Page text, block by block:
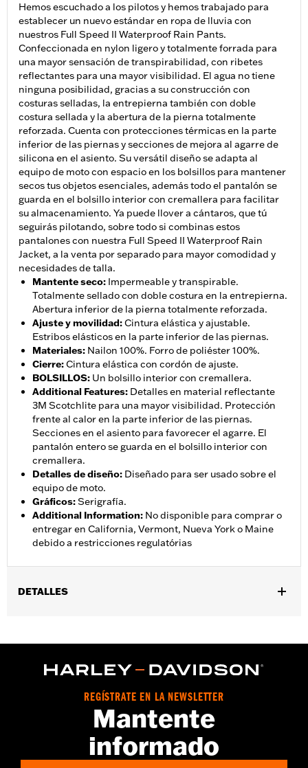
Hemos escuchado a los pilotos y hemos trabajado para
establecer un nuevo estándar en ropa de lluvia con
nuestros Full Speed II Waterproof Rain Pants.
Confeccionada en nylon ligero y totalmente forrada para
una mayor sensación de transpirabilidad, con ribetes
reflectantes para una mayor visibilidad. El agua no tiene
ninguna posibilidad, gracias a su construcción con
costuras selladas, la entrepierna también con doble
costura sellada y la abertura de la pierna totalmente
reforzada. Cuenta con protecciones térmicas en la parte
inferior de las piernas y secciones de mejora al agarre de
silicona en el asiento. Su versátil diseño se adapta al
equipo de moto con espacio en los bolsillos para mantener
secos tus objetos esenciales, además todo el pantalón se
guarda en el bolsillo interior con cremallera para facilitar
su almacenamiento. Ya puede llover a cántaros, que tú
seguirás pilotando, sobre todo si combinas estos
pantalones con nuestra Full Speed II Waterproof Rain
Jacket, a la venta por separado para mayor comodidad y
necesidades de talla.
Mantente seco: Impermeable y transpirable.
Totalmente sellado con doble costura en la entrepierna.
Abertura inferior de la pierna totalmente reforzada.
Ajuste y movilidad:Cintura elástica y ajustable.
Estribos elásticos en la parte inferior de las piernas.
Materiales: Nailon 100%. Forro de poliéster 100%.
Cierre:Cintura elástica con cordón de ajuste.
BOLSILLOS: Un bolsillo interior con cremallera.
Additional Features: Detalles en material reflectante
3M Scotchlite para una mayor visibilidad. Protección
frente al calor en la parte inferior de las piernas.
Secciones en el asiento para favorecer el agarre. El
pantalón entero se guarda en el bolsillo interior con
cremallera.
Detalles de diseño: Diseñado para ser usado sobre el
equipo de moto.
Gráficos:Serigrafía.
Additional Information: No disponible para comprar o
entregar en California, Vermont, Nueva York o Maine
debido a restricciones regulatórias
DETALLES
Características funcionales:Impermeable,Transpirable,
Reflexivo,Bolsillos con cremallera
Traditional
REGÍSTRATE EN LA NEWSLETTER
Mantente
informado